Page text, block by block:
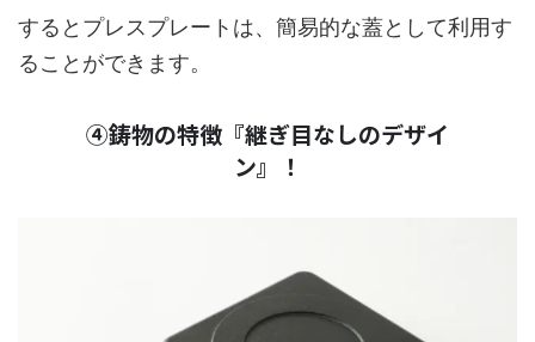
するとプレスプレートは、簡易的な蓋として利用す
ることができます。
④鋳物の特徴『継ぎ目なしのデザイ
ン』！